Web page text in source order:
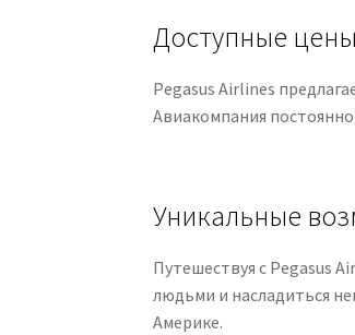
Доступные
Pegasus Airlines
Авиакомпания
Уникальные
Путешествуя с Pegasus
людьми и насладиться
Америке.